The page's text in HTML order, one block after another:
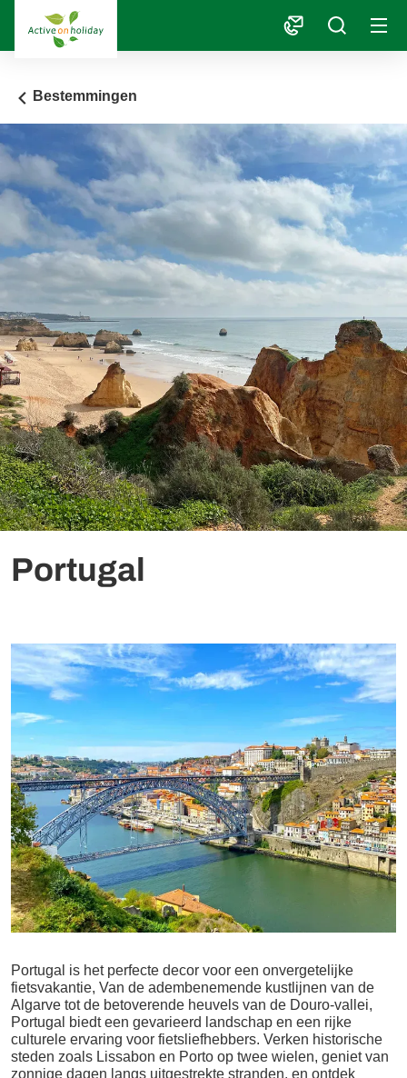
Bestemmingen
Portugal
Portugal is het perfecte decor voor een onvergetelijke
fietsvakantie, Van de adembenemende kustlijnen van de
Algarve tot de betoverende heuvels van de Douro-vallei,
Portugal biedt een gevarieerd landschap en een rijke
culturele ervaring voor fietsliefhebbers. Verken historische
steden zoals Lissabon en Porto op twee wielen, geniet van
zonnige dagen langs uitgestrekte stranden, en ontdek